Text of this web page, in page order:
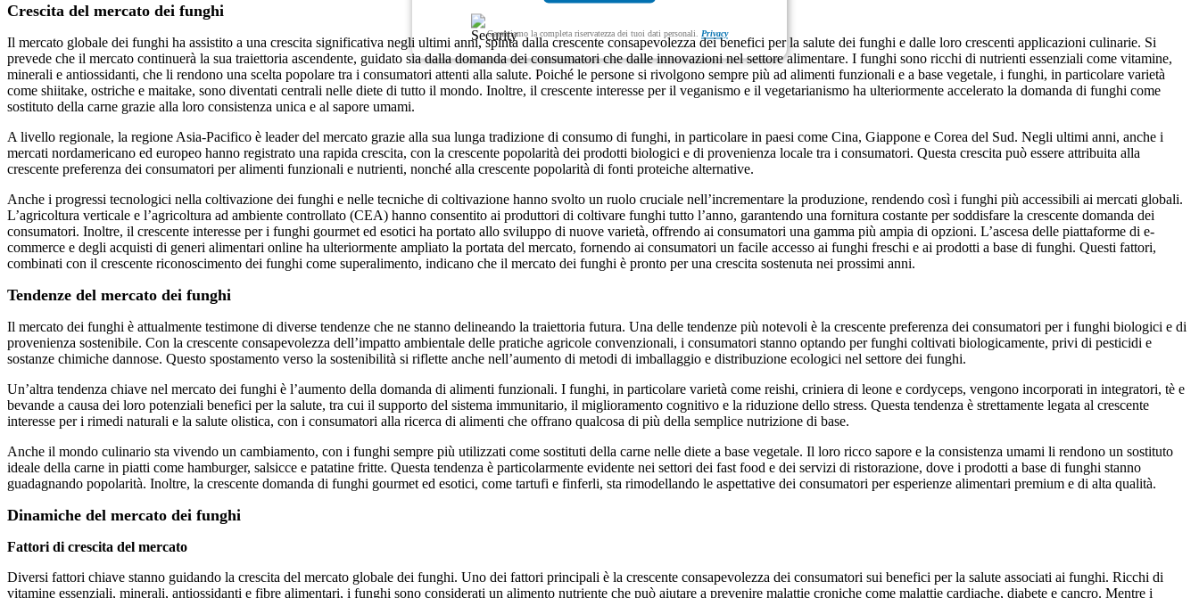
Garantiamo la completa riservatezza dei tuoi dati personali. Privacy
Crescita del mercato dei funghi
Il mercato globale dei funghi ha assistito a una crescita significativa negli ultimi anni, spinta dalla crescente consapevolezza dei benefici per la salute dei funghi e dalle loro crescenti applicazioni culinarie. Si
prevede che il mercato continuerà la sua traiettoria ascendente, guidato sia dalla domanda dei consumatori che dalle innovazioni nel settore alimentare. I funghi sono ricchi di nutrienti essenziali come vitamine,
minerali e antiossidanti, che li rendono una scelta popolare tra i consumatori attenti alla salute. Poiché le persone si rivolgono sempre più ad alimenti funzionali e a base vegetale, i funghi, in particolare varietà
come shiitake, ostriche e maitake, sono diventati centrali nelle diete di tutto il mondo. Inoltre, il crescente interesse per il veganismo e il vegetarianismo ha ulteriormente accelerato la domanda di funghi come
sostituto della carne grazie alla loro consistenza unica e al sapore umami.
A livello regionale, la regione Asia-Pacifico è leader del mercato grazie alla sua lunga tradizione di consumo di funghi, in particolare in paesi come Cina, Giappone e Corea del Sud. Negli ultimi anni, anche i
mercati nordamericano ed europeo hanno registrato una rapida crescita, con la crescente popolarità dei prodotti biologici e di provenienza locale tra i consumatori. Questa crescita può essere attribuita alla
crescente preferenza dei consumatori per alimenti funzionali e nutrienti, nonché alla crescente popolarità di fonti proteiche alternative.
Anche i progressi tecnologici nella coltivazione dei funghi e nelle tecniche di coltivazione hanno svolto un ruolo cruciale nell’incrementare la produzione, rendendo così i funghi più accessibili ai mercati globali.
L’agricoltura verticale e l’agricoltura ad ambiente controllato (CEA) hanno consentito ai produttori di coltivare funghi tutto l’anno, garantendo una fornitura costante per soddisfare la crescente domanda dei
consumatori. Inoltre, il crescente interesse per i funghi gourmet ed esotici ha portato allo sviluppo di nuove varietà, offrendo ai consumatori una gamma più ampia di opzioni. L’ascesa delle piattaforme di e-
commerce e degli acquisti di generi alimentari online ha ulteriormente ampliato la portata del mercato, fornendo ai consumatori un facile accesso ai funghi freschi e ai prodotti a base di funghi. Questi fattori,
combinati con il crescente riconoscimento dei funghi come superalimento, indicano che il mercato dei funghi è pronto per una crescita sostenuta nei prossimi anni.
Tendenze del mercato dei funghi
Il mercato dei funghi è attualmente testimone di diverse tendenze che ne stanno delineando la traiettoria futura. Una delle tendenze più notevoli è la crescente preferenza dei consumatori per i funghi biologici e di
provenienza sostenibile. Con la crescente consapevolezza dell’impatto ambientale delle pratiche agricole convenzionali, i consumatori stanno optando per funghi coltivati ​​biologicamente, privi di pesticidi e
sostanze chimiche dannose. Questo spostamento verso la sostenibilità si riflette anche nell’aumento di metodi di imballaggio e distribuzione ecologici nel settore dei funghi.
Un’altra tendenza chiave nel mercato dei funghi è l’aumento della domanda di alimenti funzionali. I funghi, in particolare varietà come reishi, criniera di leone e cordyceps, vengono incorporati in integratori, tè e
bevande a causa dei loro potenziali benefici per la salute, tra cui il supporto del sistema immunitario, il miglioramento cognitivo e la riduzione dello stress. Questa tendenza è strettamente legata al crescente
interesse per i rimedi naturali e la salute olistica, con i consumatori alla ricerca di alimenti che offrano qualcosa di più della semplice nutrizione di base.
Anche il mondo culinario sta vivendo un cambiamento, con i funghi sempre più utilizzati come sostituti della carne nelle diete a base vegetale. Il loro ricco sapore e la consistenza umami li rendono un sostituto
ideale della carne in piatti come hamburger, salsicce e patatine fritte. Questa tendenza è particolarmente evidente nei settori dei fast food e dei servizi di ristorazione, dove i prodotti a base di funghi stanno
guadagnando popolarità. Inoltre, la crescente domanda di funghi gourmet ed esotici, come tartufi e finferli, sta rimodellando le aspettative dei consumatori per esperienze alimentari premium e di alta qualità.
Dinamiche del mercato dei funghi
Fattori di crescita del mercato
Diversi fattori chiave stanno guidando la crescita del mercato globale dei funghi. Uno dei fattori principali è la crescente consapevolezza dei consumatori sui benefici per la salute associati ai funghi. Ricchi di
vitamine essenziali, minerali, antiossidanti e fibre alimentari, i funghi sono considerati un alimento nutriente che può aiutare a prevenire malattie croniche come malattie cardiache, diabete e cancro. Mentre i